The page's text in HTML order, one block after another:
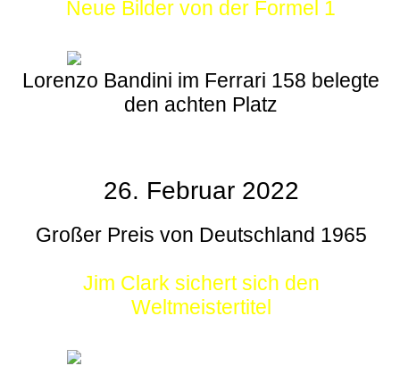
Neue Bilder von der Formel 1
Lorenzo Bandini im Ferrari 158 belegte
den achten Platz
26. Februar 2022
Großer Preis von Deutschland 1965
Jim Clark sichert sich den
Weltmeistertitel